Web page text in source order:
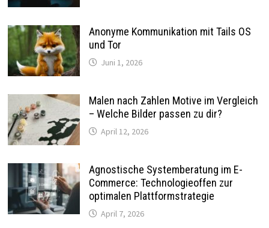
Anonyme Kommunikation mit Tails OS
und Tor
Juni 1, 2026
Malen nach Zahlen Motive im Vergleich
– Welche Bilder passen zu dir?
April 12, 2026
Agnostische Systemberatung im E-
Commerce: Technologieoffen zur
optimalen Plattformstrategie
April 7, 2026